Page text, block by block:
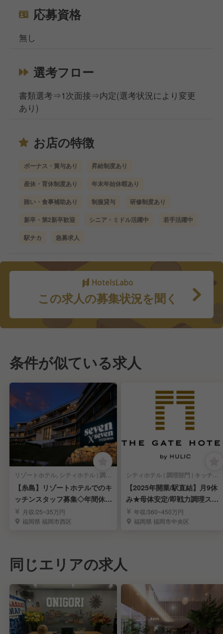
応募資格
無し
選考フロー
書類選考⇒1次面接⇒内定(選考状況により変更
あり)
お店の特徴
ボーナス・賞与あり 昇給制度あり
産休・育休制度あり 年末年始休暇あり
賄い・食事補助あり 制服貸与 研修制度あり
新卒・第2新卒歓迎 シニア・ミドル活躍中 若手活躍中
駅チカ 急募求人
この求人の募集状況を聞く
条件が似ている求人
リゾートホテル, シティホテル | 調理部門 | キッチンスタッフ
【糸島】リゾートホテルでのキ
ッチンスタッフ募集◇年間休日
125日月収/25~35万円
福岡県 福岡市西区
シティホテル | 調理部門 | キッチンスタッフ
【2025年開業/駅直結】月9休
み★母体安定/即戦力調理スタ
ッフ募集！
年収/360~450万円
福岡県 福岡市中央区
同じエリアの求人